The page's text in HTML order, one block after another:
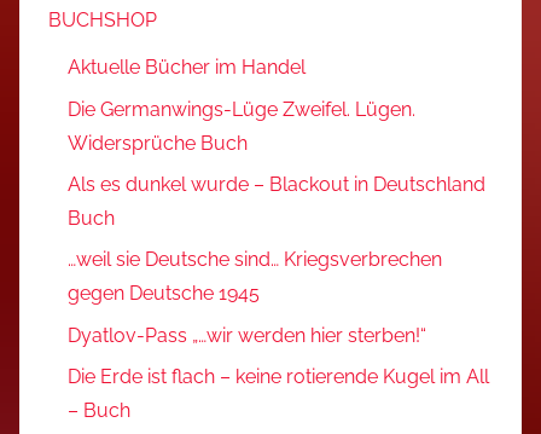
BUCHSHOP
Aktuelle Bücher im Handel
Die Germanwings-Lüge Zweifel. Lügen.
Widersprüche Buch
Als es dunkel wurde – Blackout in Deutschland
Buch
…weil sie Deutsche sind… Kriegsverbrechen
gegen Deutsche 1945
Dyatlov-Pass „…wir werden hier sterben!“
Die Erde ist flach – keine rotierende Kugel im All
– Buch